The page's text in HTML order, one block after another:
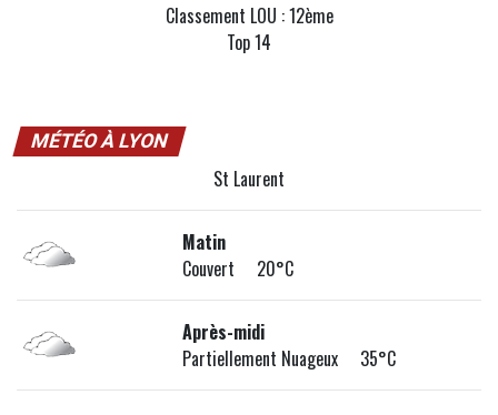
Classement LOU : 12ème
Top 14
MÉTÉO À LYON
St Laurent
Matin
Couvert 20°C
Après-midi
Partiellement Nuageux 35°C